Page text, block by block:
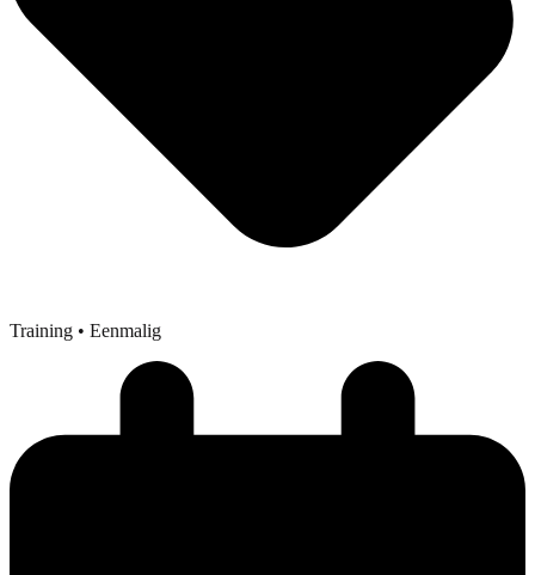
Training • Eenmalig